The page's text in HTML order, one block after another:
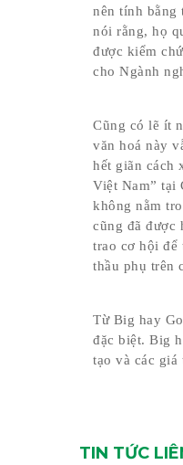
nên tính bằng
nói rằng, họ
được kiểm
cho Ngành
Cũng có lẽ ít
văn hoá này
hết giãn cách
Việt Nam” tại
không nằm
cũng đã được
trao cơ hội để
thầu phụ trên
Từ Big hay
đặc biệt. Big
tạo và các giá
TIN TỨC